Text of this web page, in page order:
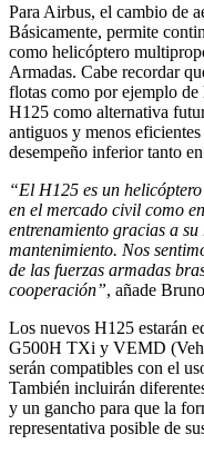
Para Airbus, el cambio de
Básicamente, permite
como helicóptero
Armadas. Cabe recordar
flotas como por ejemplo
H125 como alternativa
antiguos y menos
desempeño inferior tanto
“El H125 es un
en el mercado civil como
entrenamiento gracias a
mantenimiento. Nos
de las fuerzas armadas
cooperación”, añade
Los nuevos H125 estarán
G500H TXi y VEMD
serán compatibles con el
También incluirán
y un gancho para que la
representativa posible de